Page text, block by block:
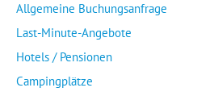
Allgemeine Buchungsanfrage
Last-Minute-Angebote
Hotels / Pensionen
Campingplätze